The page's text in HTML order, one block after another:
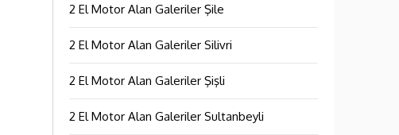
2 El Motor Alan Galeriler Şile
2 El Motor Alan Galeriler Silivri
2 El Motor Alan Galeriler Şişli
2 El Motor Alan Galeriler Sultanbeyli